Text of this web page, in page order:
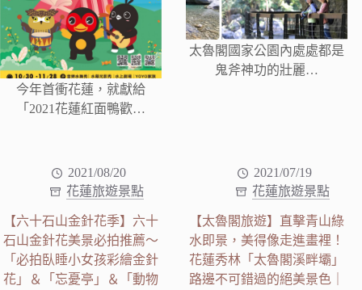
今年首衝花蓮，就獻給
「2021花蓮紅面鴨歡…
太魯閣國家公園內處處都是
鬼斧神功的壯麗…
2021/08/20
花蓮旅遊景點
【六十石山金針花季】六十
石山金針花美景必拍推薦～
「必拍臥睡小女孩彩繪金針
花」＆「忘憂亭」＆「動物
2021/07/19
花蓮旅遊景點
【太魯閣旅遊】直擊青山綠
水即景，美得像走進畫裡！
花蓮秀林「太魯閣溪畔壩」
路邊不可錯過的絕美景色｜